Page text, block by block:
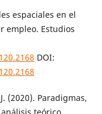
espaciales en el
empleo. Estudios
DOI:
(2020). Paradigmas,